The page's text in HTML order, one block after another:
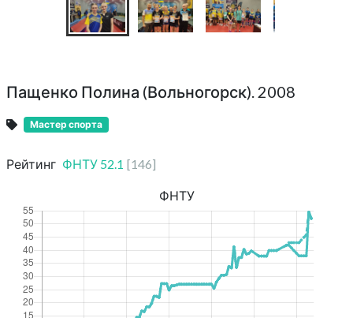
Пащенко Полина (Вольногорск). 2008
Мастер спорта
Рейтинг ФНТУ 52.1 [146]
ФНТУ